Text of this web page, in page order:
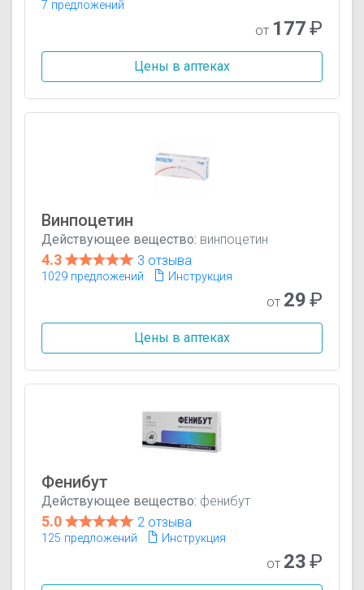
7 предложений
от 177₽
Цены в аптеках
Винпоцетин
Действующее вещество: винпоцетин
4.3 3 отзыва
1029 предложений Инструкция
от 29₽
Цены в аптеках
Фенибут
Действующее вещество: фенибут
5.0 2 отзыва
125 предложений Инструкция
от 23₽